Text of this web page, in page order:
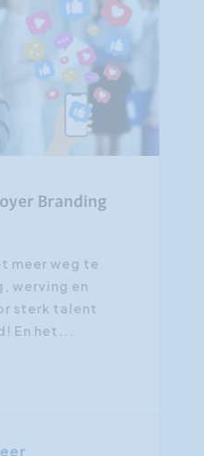
Branding
meer weg te
werving en
sterk talent
En het...